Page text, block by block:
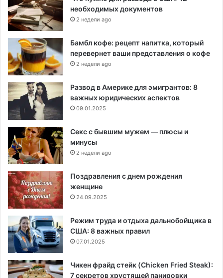
необходимых документов
2 недели ago
Бамбл кофе: рецепт напитка, который
перевернет ваши представления о кофе
2 недели ago
Развод в Америке для эмигрантов: 8
важных юридических аспектов
09.01.2025
Секс с бывшим мужем — плюсы и
минусы
2 недели ago
Поздравления с днем рождения
женщине
24.09.2025
Режим труда и отдыха дальнобойщика в
США: 8 важных правил
07.01.2025
Чикен фрайд стейк (Chicken Fried Steak):
7 секретов хрустящей панировки